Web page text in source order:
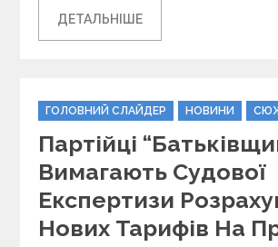
ДЕТАЛЬНІШЕ
C
a
e
g
o
r
i
ГОЛОВНИЙ СЛАЙДЕР НОВИНИ
Партійці
Вимагають Судової
Експертизи
Нових Тарифів На